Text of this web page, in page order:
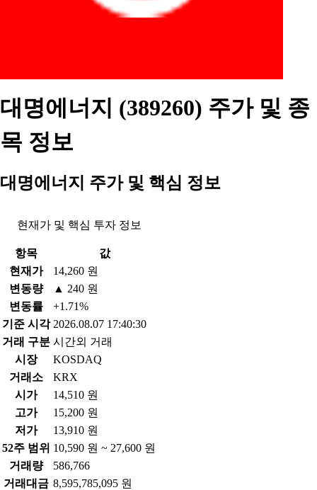
대명에너지 (389260) 주가 및 종
목 정보
대명에너지 주가 및 핵심 정보
현재가 및 핵심 투자 정보
항목
값
현재가
14,260 원
변동량
▲ 240 원
변동률
+1.71%
기준 시각 2026.08.07 17:40:30
거래 구분 시간외 거래
시장
KOSDAQ
거래소
KRX
시가
14,510 원
고가
15,200 원
저가
13,910 원
52주 범위 10,590 원 ~ 27,600 원
거래량
586,766
거래대금 8,595,785,095 원